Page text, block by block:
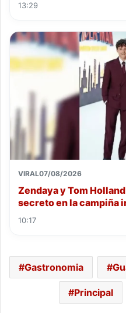
13:29
VIRAL07/08/2026
Zendaya y Tom
secreto en la campiña
10:17
Gastronomia
Principal